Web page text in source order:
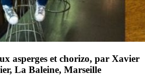
asperges et chorizo, par Xavier
La Baleine, Marseille